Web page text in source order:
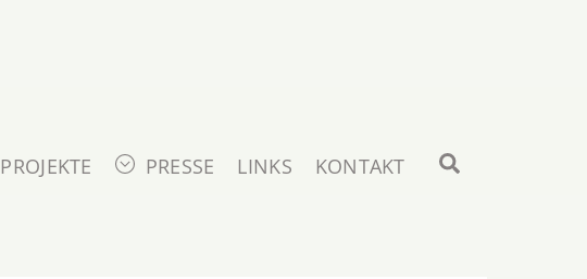
PROJEKTE PRESSE LINKS KONTAKT